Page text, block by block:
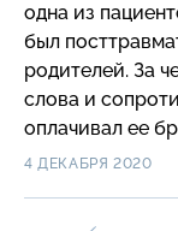
одна из
был
родителей. За
слова и
оплачивал ее
шокирует всех
4 ДЕКАБРЯ 2020